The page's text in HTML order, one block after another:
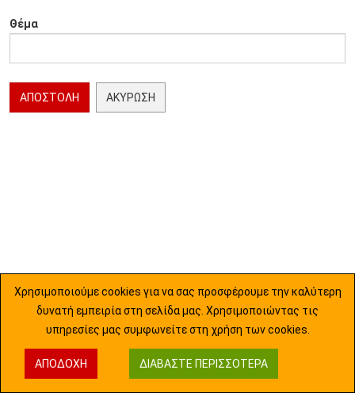
Θέμα
ΑΠΟΣΤΟΛΉ ΑΚΎΡΩΣΗ
Χρησιμοποιούμε cookies για να σας προσφέρουμε την καλύτερη
δυνατή εμπειρία στη σελίδα μας. Χρησιμοποιώντας τις
υπηρεσίες μας συμφωνείτε στη χρήση των cookies.
ΑΠΟΔΟΧΉ ΔΙΑΒΆΣΤΕ ΠΕΡΙΣΣΌΤΕΡΑ